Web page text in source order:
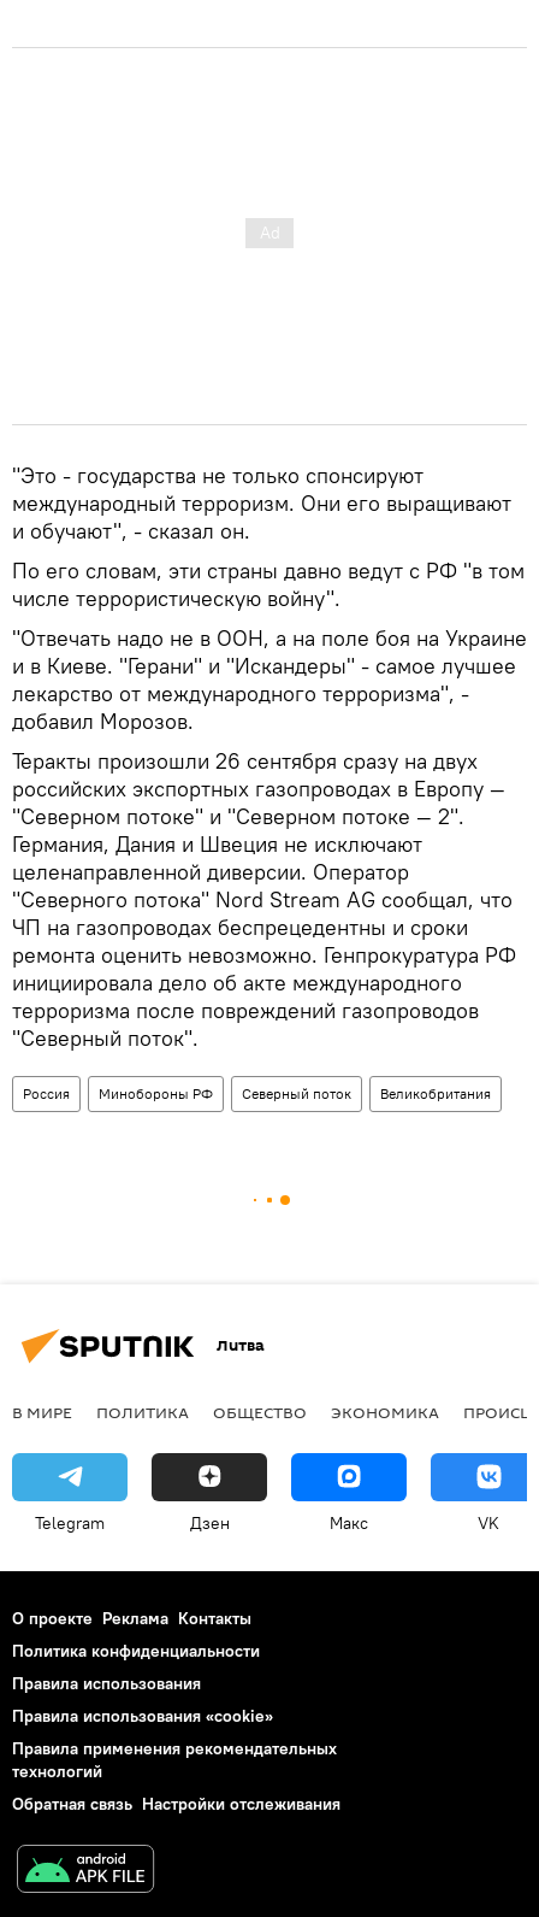
"Это - государства не только спонсируют
международный терроризм. Они его выращивают
и обучают", - сказал он.
По его словам, эти страны давно ведут с РФ "в том
числе террористическую войну".
"Отвечать надо не в ООН, а на поле боя на Украине
и в Киеве. "Герани" и "Искандеры" - самое лучшее
лекарство от международного терроризма", -
добавил Морозов.
Теракты произошли 26 сентября сразу на двух
российских экспортных газопроводах в Европу —
"Северном потоке" и "Северном потоке — 2".
Германия, Дания и Швеция не исключают
целенаправленной диверсии. Оператор
"Северного потока" Nord Stream AG сообщал, что
ЧП на газопроводах беспрецедентны и сроки
ремонта оценить невозможно. Генпрокуратура РФ
инициировала дело об акте международного
терроризма после повреждений газопроводов
"Северный поток".
Россия Минобороны РФ Северный поток Великобритания
Литва
В МИРЕ ПОЛИТИКА ОБЩЕСТВО ЭКОНОМИКА
Telegram Дзен Макс VK
О проекте Реклама Контакты
Политика конфиденциальности
Правила использования
Правила использования «cookie»
Правила применения рекомендательных
технологий
Обратная связь Настройки отслеживания